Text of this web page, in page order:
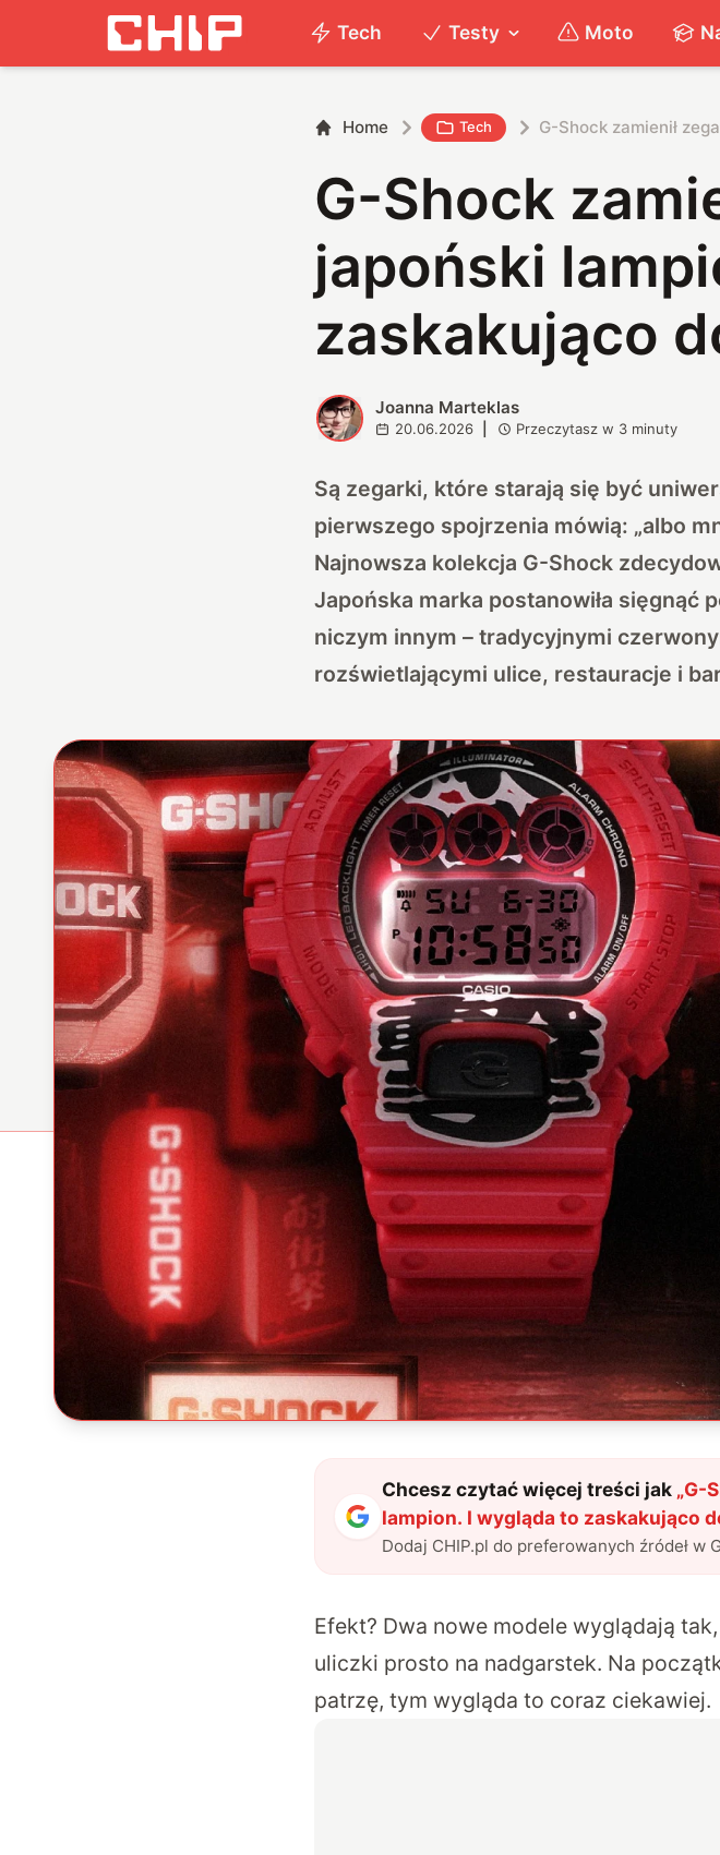
Tech Testy Moto
Home Tech G-Shock zamienił
G-Shock
japoński
zaskakująco
J Joanna Marteklas
20.06.2026 Przeczytasz w 3 minuty
Są zegarki, które starają się być
pierwszego spojrzenia mówią: „albo
Najnowsza kolekcja G-Shock
Japońska marka postanowiła sięgnąć
niczym innym – tradycyjnymi
rozświetlającymi ulice, restauracje i
Chcesz czytać więcej treści jak „G-
lampion. I wygląda to zaskakująco
Dodaj CHIP.pl do preferowanych źródeł w
Efekt? Dwa nowe modele wyglądają
uliczki prosto na nadgarstek. Na
patrzę, tym wygląda to coraz ciekawiej.